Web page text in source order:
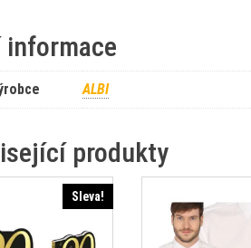
informace
ALBI
produkty
Sleva!